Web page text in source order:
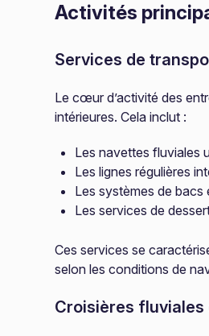
Activités
Services de
Le cœur d’activité des
intérieures. Cela inclut :
Les navettes fluviales
Les lignes régulières
Les systèmes de bacs
Les services de
Ces services se
selon les conditions de
Croisières